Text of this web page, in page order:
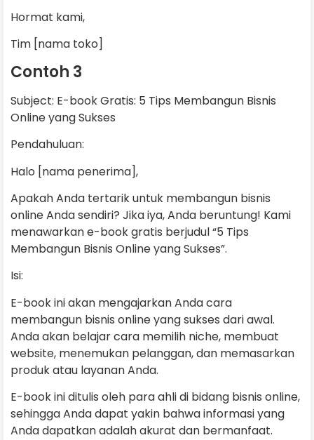
Hormat kami,
Tim [nama toko]
Contoh 3
Subject: E-book Gratis: 5 Tips Membangun Bisnis
Online yang Sukses
Pendahuluan:
Halo [nama penerima],
Apakah Anda tertarik untuk membangun bisnis
online Anda sendiri? Jika iya, Anda beruntung! Kami
menawarkan e-book gratis berjudul “5 Tips
Membangun Bisnis Online yang Sukses”.
Isi:
E-book ini akan mengajarkan Anda cara
membangun bisnis online yang sukses dari awal.
Anda akan belajar cara memilih niche, membuat
website, menemukan pelanggan, dan memasarkan
produk atau layanan Anda.
E-book ini ditulis oleh para ahli di bidang bisnis online,
sehingga Anda dapat yakin bahwa informasi yang
Anda dapatkan adalah akurat dan bermanfaat.